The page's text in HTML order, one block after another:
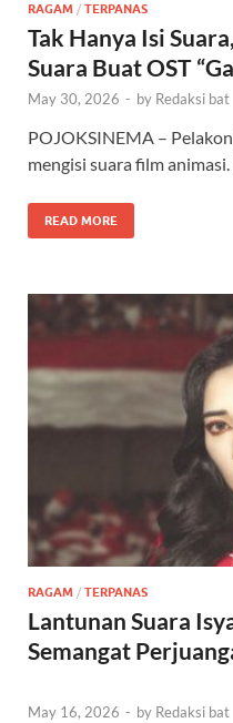
RAGAM / TERPANAS
Tak Hanya Isi
Suara Buat OST
May 30, 2026 - by Redaksi bat
POJOKSINEMA –
mengisi suara film
READ MORE
RAGAM / TERPANAS
Lantunan Suara
Semangat
May 16, 2026 - by Redaksi bat